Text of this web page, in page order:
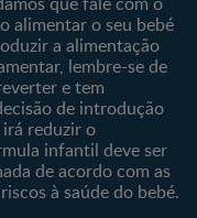
alimentar o seu bebé
a alimentação
lembre-se de
e tem
de introdução
reduzir o
infantil deve ser
de acordo com as
à saúde do bebé.